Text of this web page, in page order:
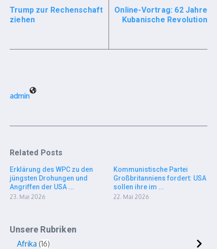
Trump zur Rechenschaft
ziehen
Online-Vortrag: 62 Jahre
Kubanische Revolution
admin
Related Posts
Erklärung des WPC zu den
jüngsten Drohungen und
Angriffen der USA ...
23. Mai 2026
Kommunistische Partei
Großbritanniens fordert: USA
sollen ihre im ...
22. Mai 2026
Unsere Rubriken
Afrika 16